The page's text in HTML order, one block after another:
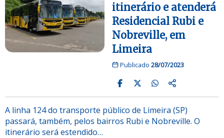
itinerário e atenderá
Residencial Rubi e
Nobreville, em
Limeira
Publicado 28/07/2023
A linha 124 do transporte público de Limeira (SP)
passará, também, pelos bairros Rubi e Nobreville. O
itinerário será estendido…